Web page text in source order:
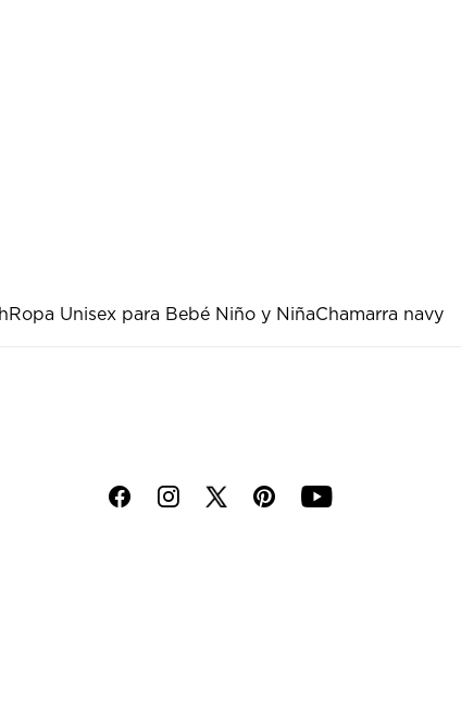
Ropa Unisex para Bebé Niño y NiñaChamarra navy
f i p y